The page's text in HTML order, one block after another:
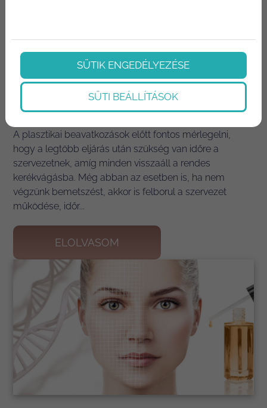
Szemhéjplasztika utáni gyógyulási
folyamatok – Men...
A plasztikai beavatkozások előtt fontos mérlegelni,
hogy a legtöbb eljárás után szükség van időre a
szervezetnek, amíg minden visszaáll a rendes
kerékvágásba. Még abban az esetben is, ha nem
végzünk bemetszést, akkor is felborul a szervezet
működése, időr...
ELOLVASOM
SÜTIK ENGEDÉLYEZÉSE
SÜTI BEÁLLÍTÁSOK